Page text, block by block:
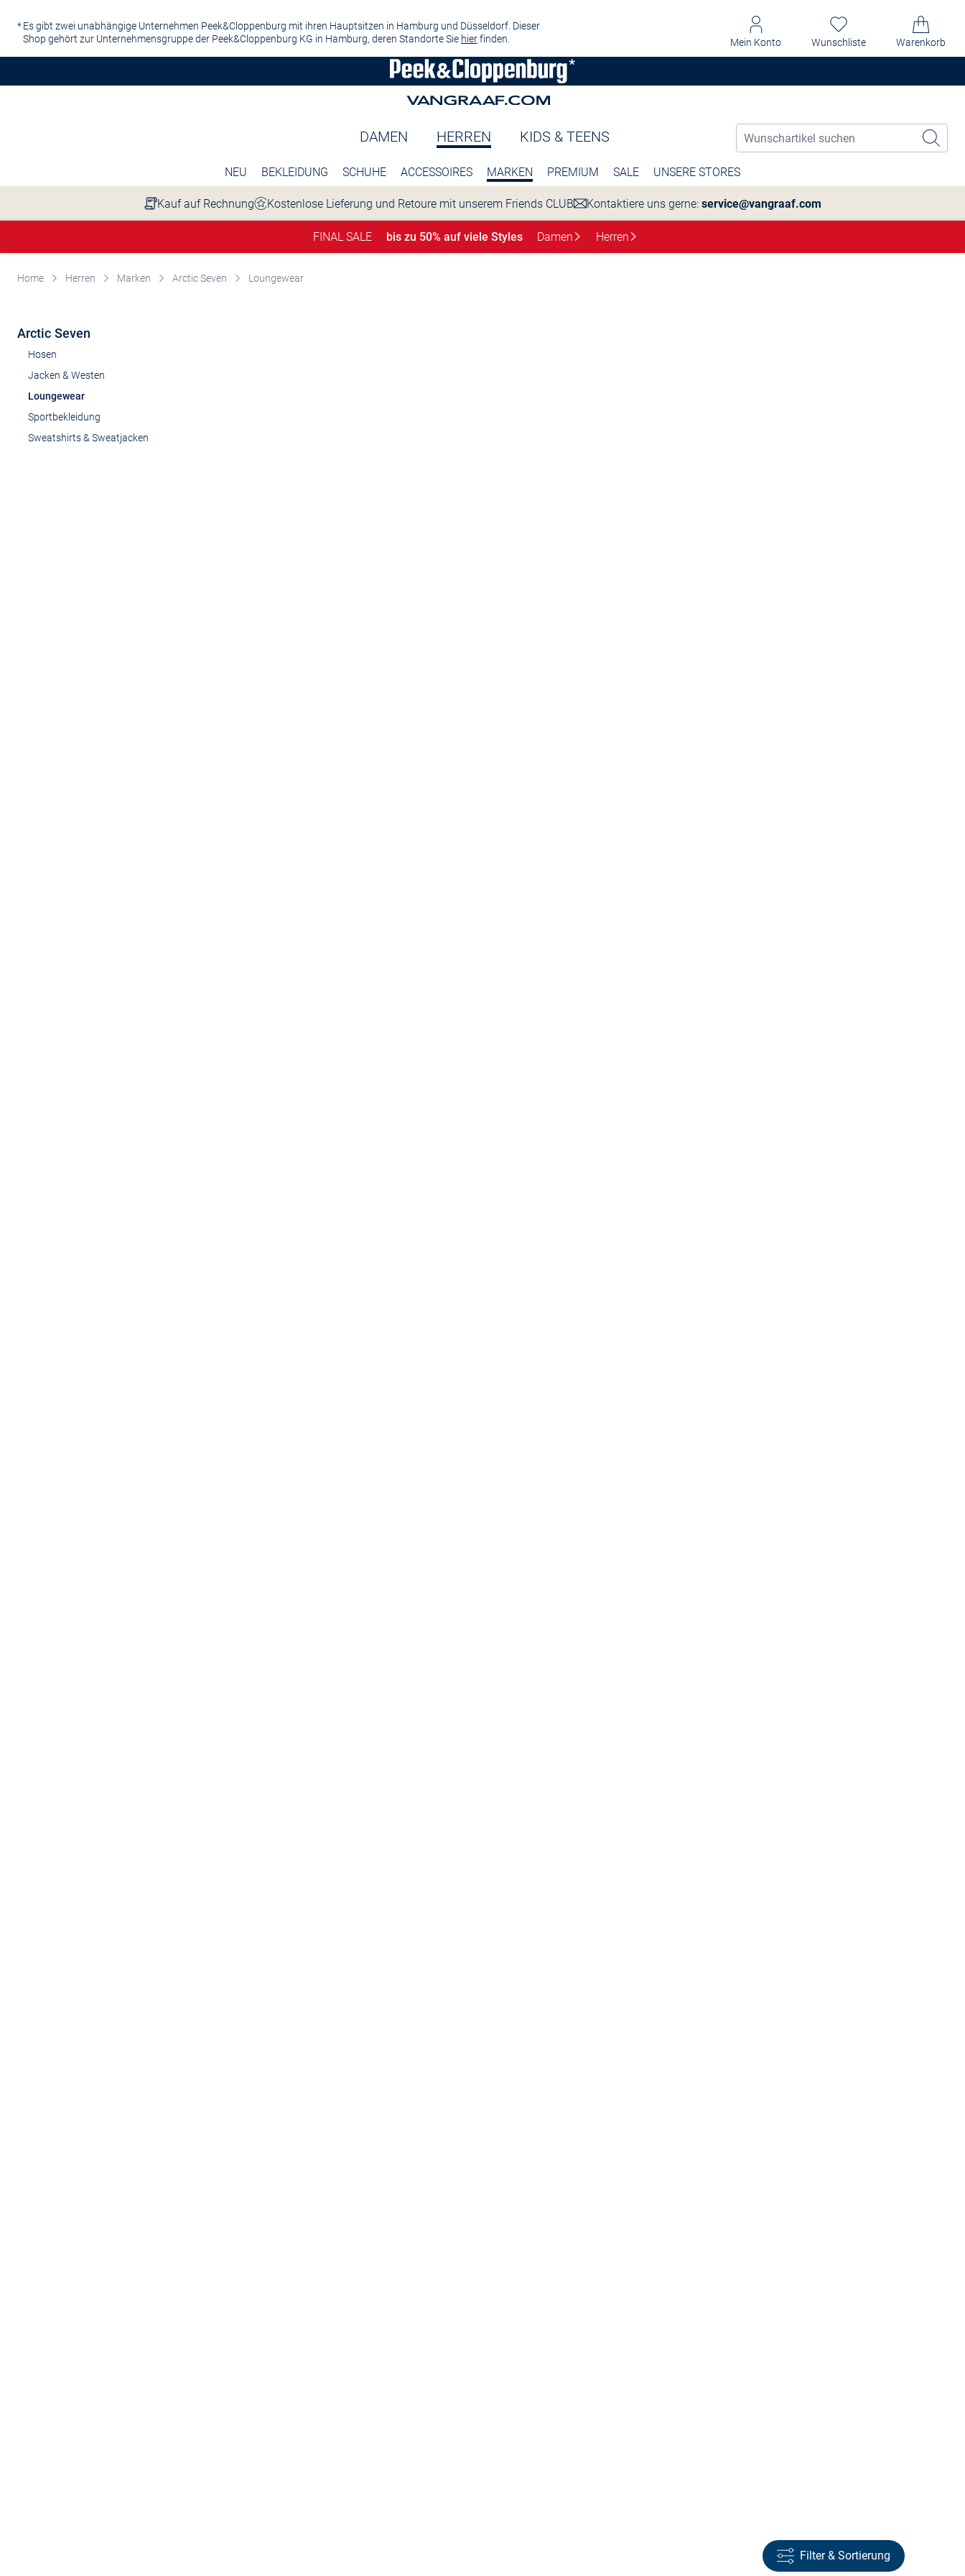
Es gibt zwei unabhängige Unternehmen Peek&Cloppenburg mit ihren Hauptsitzen in Hamburg und Düsseldorf. Dieser
Shop gehört zur Unternehmensgruppe der Peek&Cloppenburg KG in Hamburg, deren Standorte Sie hierfinden. Mein Konto Wunschliste Warenkorb
DAMEN HERREN KIDS & TEENS
NEU BEKLEIDUNG SCHUHE ACCESSOIRES MARKEN PREMIUM SALE UNSERE STORES
Kauf auf Rechnung Kostenlose Lieferung und Retoure mit unserem Friends CLUB Kontaktiere uns gerne: service@vangraaf.com
FINAL SALE bis zu 50% auf viele Styles Damen Herren
Home Herren Marken Arctic Seven Loungewear
Arctic Seven
Hosen
Jacken & Westen
Loungewear
Sportbekleidung
Sweatshirts & Sweatjacken
Filter & Sortierung